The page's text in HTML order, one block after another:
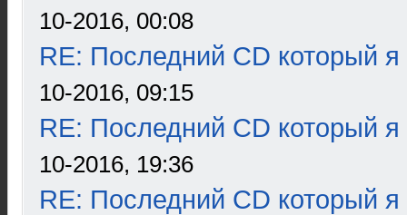
10-2016, 00:08
RE: Последний CD который я
10-2016, 09:15
RE: Последний CD который я
10-2016, 19:36
RE: Последний CD который я